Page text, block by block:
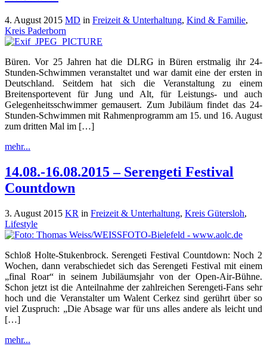
4. August 2015 MD in Freizeit & Unterhaltung, Kind & Familie,
Kreis Paderborn
Büren. Vor 25 Jahren hat die DLRG in Büren erstmalig ihr 24-
Stunden-Schwimmen veranstaltet und war damit eine der ersten in
Deutschland. Seitdem hat sich die Veranstaltung zu einem
Breitensportevent für Jung und Alt, für Leistungs- und auch
Gelegenheitsschwimmer gemausert. Zum Jubiläum findet das 24-
Stunden-Schwimmen mit Rahmenprogramm am 15. und 16. August
zum dritten Mal im […]
mehr...
14.08.-16.08.2015 – Serengeti Festival
Countdown
3. August 2015 KR in Freizeit & Unterhaltung, Kreis Gütersloh,
Lifestyle
Schloß Holte-Stukenbrock. Serengeti Festival Countdown: Noch 2
Wochen, dann verabschiedet sich das Serengeti Festival mit einem
„final Roar“ in seinem Jubiläumsjahr von der Open-Air-Bühne.
Schon jetzt ist die Anteilnahme der zahlreichen Serengeti-Fans sehr
hoch und die Veranstalter um Walent Cerkez sind gerührt über so
viel Zuspruch: „Die Absage war für uns alles andere als leicht und
[…]
mehr...